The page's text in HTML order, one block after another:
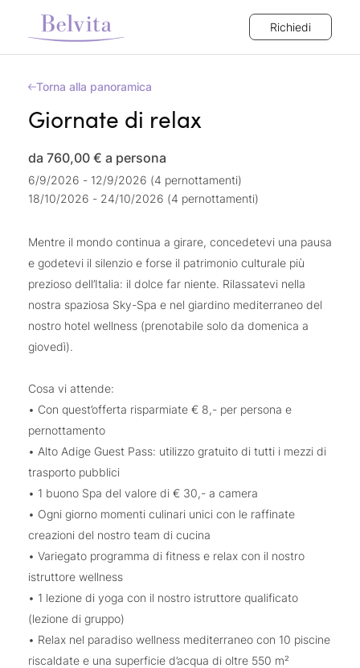
Richiedi
Torna alla panoramica
Giornate di relax
da 760,00 € a persona
6/9/2026 - 12/9/2026 (4 pernottamenti)
18/10/2026 - 24/10/2026 (4 pernottamenti)
Mentre il mondo continua a girare, concedetevi una pausa
e godetevi il silenzio e forse il patrimonio culturale più
prezioso dell’Italia: il dolce far niente. Rilassatevi nella
nostra spaziosa Sky-Spa e nel giardino mediterraneo del
nostro hotel wellness (prenotabile solo da domenica a
giovedì).
Cosa vi attende:
• Con quest’offerta risparmiate € 8,- per persona e
pernottamento
• Alto Adige Guest Pass: utilizzo gratuito di tutti i mezzi di
trasporto pubblici
• 1 buono Spa del valore di € 30,- a camera
• Ogni giorno momenti culinari unici con le raffinate
creazioni del nostro team di cucina
• Variegato programma di fitness e relax con il nostro
istruttore wellness
• 1 lezione di yoga con il nostro istruttore qualificato
(lezione di gruppo)
• Relax nel paradiso wellness mediterraneo con 10 piscine
riscaldate e una superficie d’acqua di oltre 550 m²